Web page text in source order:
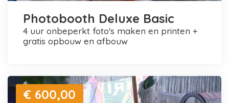
Photobooth Deluxe Basic
4 uur onbeperkt foto's maken en printen +
gratis opbouw en afbouw
€ 600,00